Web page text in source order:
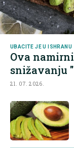
UBACITE JE U ISHRANU
Ova
snižavanju
21. 07. 2026.